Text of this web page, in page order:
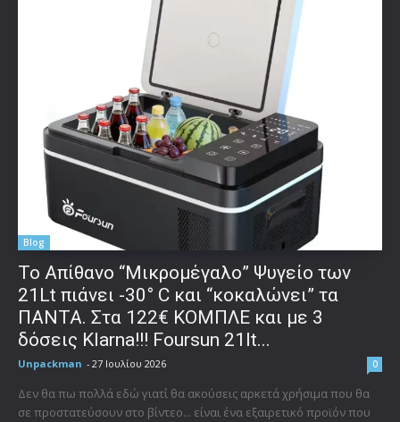
Blog
Το Απίθανο “Μικρομέγαλο” Ψυγείο των
21Lt πιάνει -30° C και “κοκαλώνει” τα
ΠΑΝΤΑ. Στα 122€ ΚΟΜΠΛΕ και με 3
δόσεις Klarna!!! Foursun 21lt...
Unpackman - 27 Ιουλίου 2026 0
Δεν θα πω πολλά εδώ γιατί θα ακούσεις αρκετά χρήσιμα που θα
σε προστατεύσουν στο βίντεο... είναι ένα εξαιρετικό προϊόν που